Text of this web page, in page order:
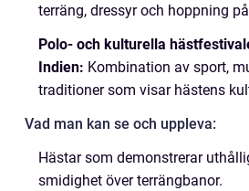
terräng, dressyr och hoppning
Polo- och kulturella
Indien: Kombination av sport,
traditioner som visar hästens
Vad man kan se och uppleva:
Hästar som demonstrerar
smidighet över terrängbanor.